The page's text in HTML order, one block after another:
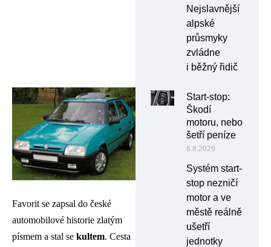
Favorit se zapsal do české
automobilové historie zlatým
písmem a stal se kultem. Cesta
Nejslavnější
alpské
průsmyky
zvládne
i běžný řidič
Start-stop:
Škodí
motoru, nebo
šetří peníze
6.8.2026
Systém start-
stop nezničí
motor a ve
městě reálně
ušetří
jednotky